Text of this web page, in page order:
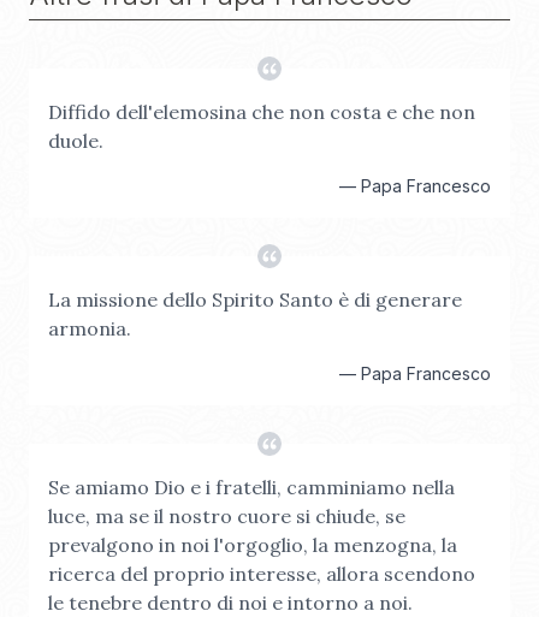
Diffido dell'elemosina che non costa e che non
duole.
— Papa Francesco
La missione dello Spirito Santo è di generare
armonia.
— Papa Francesco
Se amiamo Dio e i fratelli, camminiamo nella
luce, ma se il nostro cuore si chiude, se
prevalgono in noi l'orgoglio, la menzogna, la
ricerca del proprio interesse, allora scendono
le tenebre dentro di noi e intorno a noi.